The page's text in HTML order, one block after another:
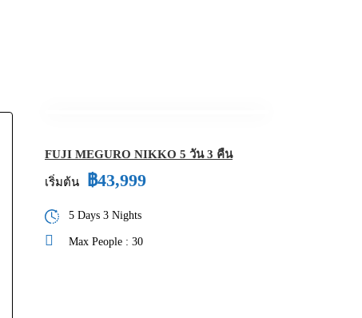
FUJI MEGURO NIKKO 5 วัน 3 คืน
เริ่มต้น ฿43,999
5 Days 3 Nights
Max People : 30